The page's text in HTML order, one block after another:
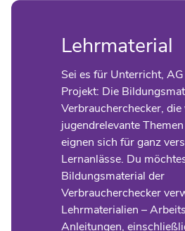
Lehrmaterial
Sei es für Unterricht,
Projekt: Die
Verbraucherchecker,
jugendrelevante
eignen sich für ganz
Lernanlässe. Du
Bildungsmaterial der
Verbraucherchecker
Lehrmaterialien –
Anleitungen,